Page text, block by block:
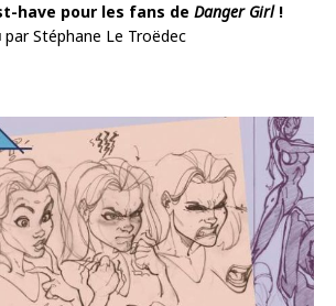
have pour les fans de Danger Girl!
par Stéphane Le Troëdec